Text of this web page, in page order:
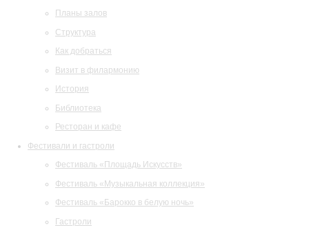
Планы залов
Структура
Как добраться
Визит в филармонию
История
Библиотека
Ресторан и кафе
Фестивали и гастроли
Фестиваль «Площадь Искусств»
Фестиваль «Музыкальная коллекция»
Фестиваль «Барокко в белую ночь»
Гастроли